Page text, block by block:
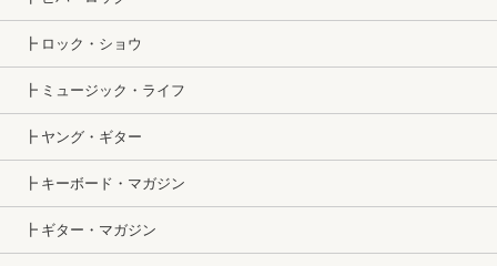
┣ ロック・ショウ
┣ ミュージック・ライフ
┣ ヤング・ギター
┣ キーボード・マガジン
┣ ギター・マガジン